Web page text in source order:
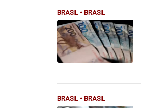
BRASIL • BRASIL
BRASIL • BRASIL